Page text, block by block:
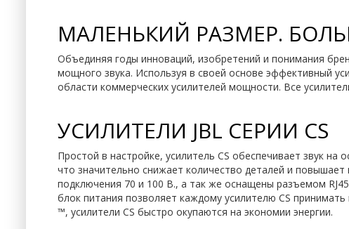
МАЛЕНЬКИЙ РАЗМЕР.
Объединяя годы инноваций, изобретений и понимания
мощного звука. Используя в своей основе эффективный
области коммерческих усилителей мощности. Все
УСИЛИТЕЛИ JBL СЕРИИ CS
Простой в настройке, усилитель CS обеспечивает звук
что значительно снижает количество деталей и
подключения 70 и 100 В., а так же оснащены разъемом
блок питания позволяет каждому усилителю CS
™, усилители CS быстро окупаются на экономии энергии.